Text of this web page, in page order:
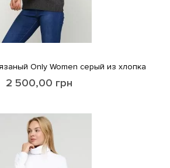
Only Women серый из хлопка
2 500,00 грн